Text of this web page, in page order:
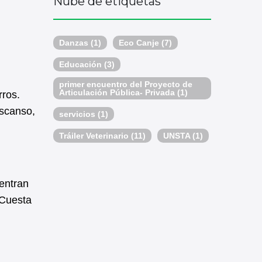
Danzas (1) Eco Canje (7)
Educación (3)
primer encuentro del Proyecto de
Articulación Pública- Privada (1)
servicios (1)
Tráiler Veterinario (11) UNSTA (1)